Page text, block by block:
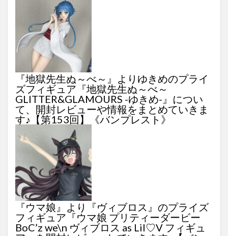
『地獄先生ぬ～べ～』よりゆきめのプライ
ズフィギュア『地獄先生ぬ～べ～
GLITTER&GLAMOURS -ゆきめ-』につい
て、開封レビューや情報をまとめていきま
す♪【第153回】《バンプレスト》
『ウマ娘』より『ヴィブロス』のプライズ
フィギュア『ウマ娘 プリティーダービー
BoC’z we\n ヴィブロス as Lil♡V フィギュ